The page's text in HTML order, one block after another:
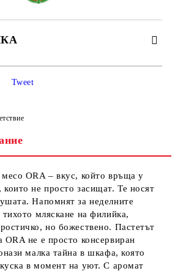
в рамките на работния ден.
Tweet
месо ORA – вкус, който връща у
не просто засищат. Те носят
Напомнят за неделните
мляскане на филийка,
но божествено. Пастетът
ORA не е просто консервиран
малка тайна в шкафа, която
в момент на уют. С аромат